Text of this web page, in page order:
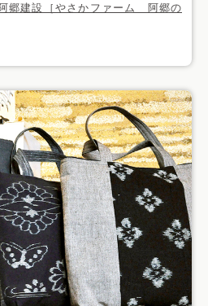
郷建設［やさかファーム 阿郷の